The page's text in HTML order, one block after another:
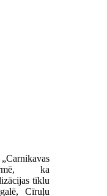
ka
tīklu
Cīruļu